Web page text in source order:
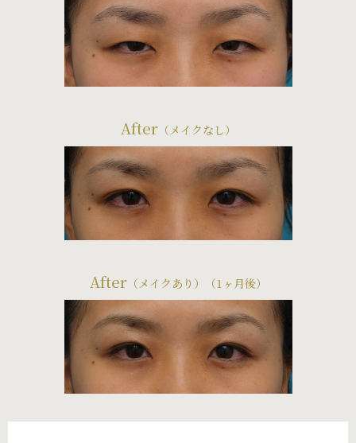
After（メイクなし）
After（メイクあり）（1ヶ月後）